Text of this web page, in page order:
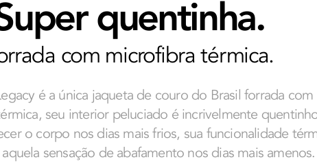
quentinha.
com microfibra térmica.
é a única jaqueta de couro do Brasil forrada com
seu interior peluciado é incrivelmente
o corpo nos dias mais frios, sua funcionalidade
aquela sensação de abafamento nos dias mais amenos.